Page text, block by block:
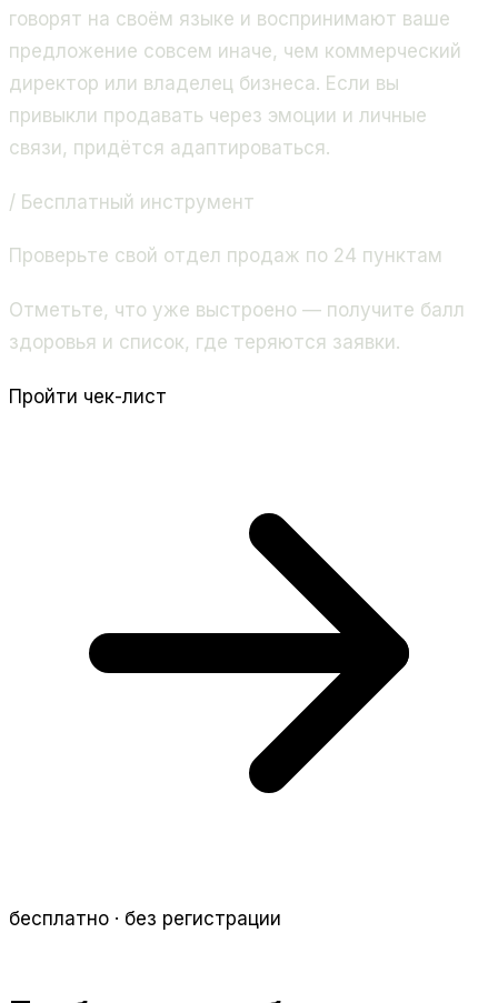
говорят на своём языке и воспринимают ваше
предложение совсем иначе, чем коммерческий
директор или владелец бизнеса. Если вы
привыкли продавать через эмоции и личные
связи, придётся адаптироваться.
/ Бесплатный инструмент
Проверьте свой отдел продаж по 24 пунктам
Отметьте, что уже выстроено — получите балл
здоровья и список, где теряются заявки.
Пройти чек-лист
бесплатно · без регистрации